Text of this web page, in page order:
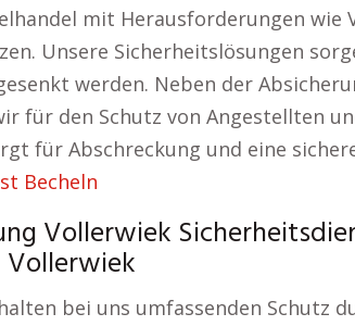
mit Herausforderungen wie
Unsere Sicherheitslösungen
werden. Neben der
für den Schutz von Angestellten
für Abschreckung und eine
Becheln
Vollerwiek
bei uns umfassenden Schutz